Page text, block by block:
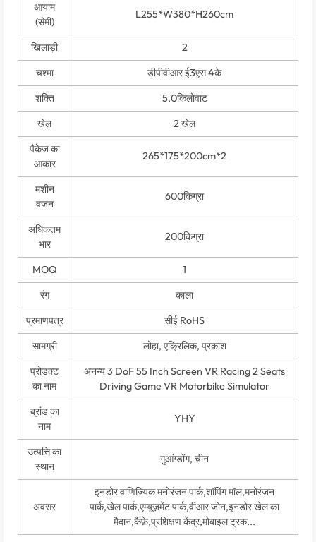
आयाम
(सेमी)
L255*W380*H260cm
खिलाड़ी
2
चश्मा
डीपीवीआर ई3एस 4के
शक्ति
5.0किलोवाट
खेल
2 खेल
पैकेज का
आकार
265*175*200cm*2
मशीन
वजन
600किग्रा
अधिकतम
भार
200किग्रा
MOQ
1
रंग
काला
प्रमाणपत्र
सीई RoHS
सामग्री
लोहा, एक्रिलिक, प्रकाश
प्रोडक्ट
का नाम
अनन्य 3 DoF55 Inch Screen VR Racing2Seats
Driving Game VR Motorbike Simulator
ब्रांड का
नाम
YHY
उत्पत्ति का
स्थान
गुआंग्डोंग, चीन
अवसर
इनडोर वाणिज्यिक मनोरंजन पार्क,शॉपिंग मॉल,मनोरंजन
पार्क,खेल पार्क,एम्यूज़मेंट पार्क,वीआर जोन,इनडोर खेल का
मैदान,कैफ़े,प्रशिक्षण केंद्र,मोबाइल ट्रक...